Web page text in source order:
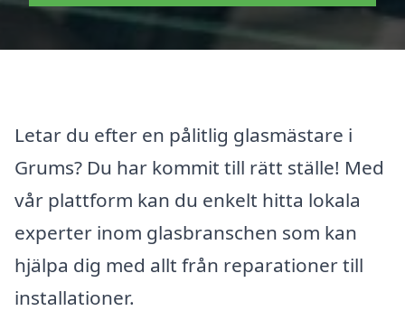
Letar du efter en pålitlig glasmästare i
Grums? Du har kommit till rätt ställe! Med
vår plattform kan du enkelt hitta lokala
experter inom glasbranschen som kan
hjälpa dig med allt från reparationer till
installationer.